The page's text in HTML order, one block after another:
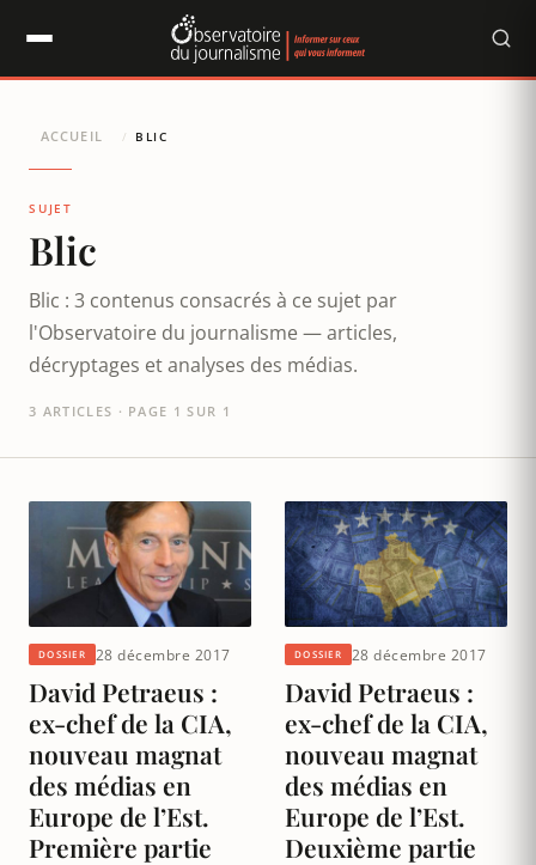
ACCUEIL / BLIC
SUJET
Blic
Blic : 3 contenus consacrés à ce sujet par
l'Observatoire du journalisme — articles,
décryptages et analyses des médias.
3 ARTICLES · PAGE 1 SUR 1
DOSSIER 28 décembre 2017
David Petraeus :
ex-chef de la CIA,
nouveau magnat
des médias en
Europe de l’Est.
Première partie
DOSSIER 28 décembre 2017
David Petraeus :
ex-chef de la CIA,
nouveau magnat
des médias en
Europe de l’Est.
Deuxième partie
Panneau de gestion des cookies